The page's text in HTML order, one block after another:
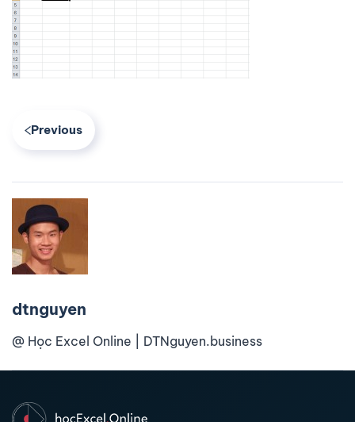
Previous
dtnguyen
@ Học Excel Online | DTNguyen.business